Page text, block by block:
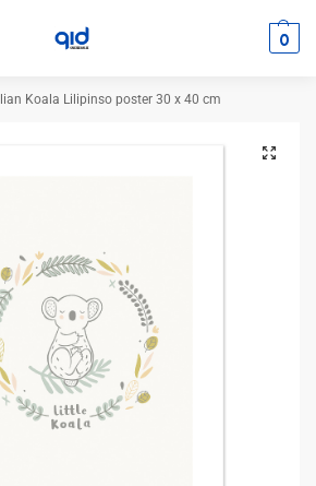
0
Koala Lilipinso poster 30 x 40 cm